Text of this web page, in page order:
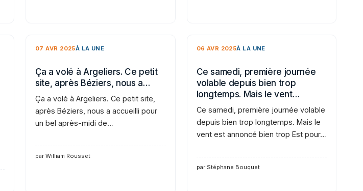
07 AVR 2025À LA UNE
Ça a volé à Argeliers. Ce petit
site, après Béziers, nous a…
Ça a volé à Argeliers. Ce petit site,
après Béziers, nous a accueilli pour
un bel après-midi de…
par William Rousset
06 AVR 2025À LA UNE
Ce samedi, première journée
volable depuis bien trop
longtemps. Mais le vent…
Ce samedi, première journée volable
depuis bien trop longtemps. Mais le
vent est annoncé bien trop Est pour…
par Stéphane Bouquet